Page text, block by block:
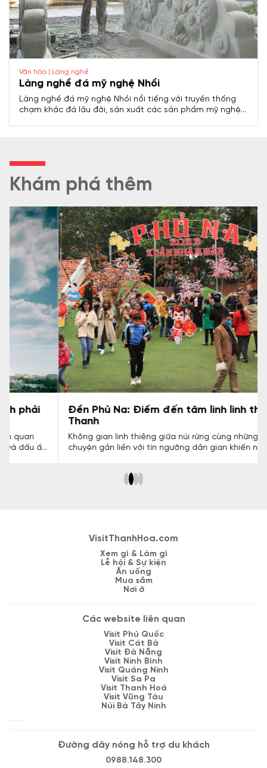
Văn hóa | Làng nghề
Làng nghề đá mỹ nghệ Nhồi
Làng nghề đá mỹ nghệ Nhồi nổi tiếng với truyền thống
chạm khắc đá lâu đời, sản xuất các sản phẩm mỹ nghệ
Khám phá thêm
Đền Phủ Na: Điểm đến tâm linh linh thiêng xứ
Không gian linh thiêng giữa núi rừng cùng những câu
chuyện gắn liền với tín ngưỡng dân gian khiến nơi đây
đền Phủ Na, giúp du khách có chuyến đi lễ bái thuận lợi,
VisitThanhHoa.com
Xem gì & Làm gì
Lễ hội & Sự kiện
Ăn uống
Mua sắm
Nơi ở
Các website liên quan
Visit Phú Quốc
Visit Cát Bà
Visit Đà Nẵng
Visit Ninh Bình
Visit Quảng Ninh
Visit Sa Pa
Visit Thanh Hoá
Visit Vũng Tàu
Núi Bà Tây Ninh
Đường dây nóng hỗ trợ du khách
0988.148.300